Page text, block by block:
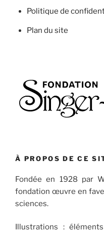
Politique de
Plan du site
À PROPOS DE CE
Fondée en 1928 par
fondation œuvre en
sciences.
Illustrations :